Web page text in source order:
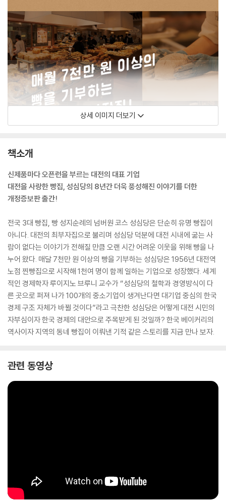
상세 이미지 더보기
책소개
신제품마다 오픈런을 부르는 대전의 대표 기업
대전을 사랑한 빵집, 성심당의 8년간 더욱 풍성해진 이야기를 더한
개정증보판 출간!
전국 3대 빵집, 빵 성지순례의 넘버원 코스 성심당은 단순히 유명 빵집이
아니다. 대전의 최부자집으로 불리며 성심당 덕분에 대전 시내에 굶는 사
람이 없다는 이야기가 전해질 만큼 오랜 시간 어려운 이웃을 위해 빵을 나
누어 왔다. 매달 7천만 원 이상의 빵을 기부하는 성심당은 1956년 대전역
노점 찐빵집으로 시작해 1천여 명이 함께 일하는 기업으로 성장했다. 세계
적인 경제학자 루이지노 브루니 교수가 “성심당의 철학과 경영방식이 다
른 곳으로 퍼져 나가 100개의 중소기업이 생겨난다면 대기업 중심의 한국
경제 구조 자체가 바뀔 것이다”라고 극찬한 성심당은 어떻게 대전 시민의
자부심이자 한국 경제의 대안으로 주목받게 된 것일까? 한국 베이커리의
역사이자 지역의 동네 빵집이 이뤄낸 기적 같은 스토리를 지금 만나 보자.
관련 동영상